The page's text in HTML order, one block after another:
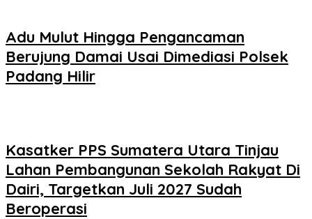
Adu Mulut Hingga Pengancaman
Berujung Damai Usai Dimediasi Polsek
Padang Hilir
Kasatker PPS Sumatera Utara Tinjau
Lahan Pembangunan Sekolah Rakyat Di
Dairi, Targetkan Juli 2027 Sudah
Beroperasi